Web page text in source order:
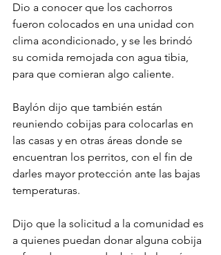
Dio a conocer que los cachorros
fueron colocados en una unidad con
clima acondicionado, y se les brindó
su comida remojada con agua tibia,
para que comieran algo caliente.
Baylón dijo que también están
reuniendo cobijas para colocarlas en
las casas y en otras áreas donde se
encuentran los perritos, con el fin de
darles mayor protección ante las bajas
temperaturas.
Dijo que la solicitud a la comunidad es
a quienes puedan donar alguna cobija